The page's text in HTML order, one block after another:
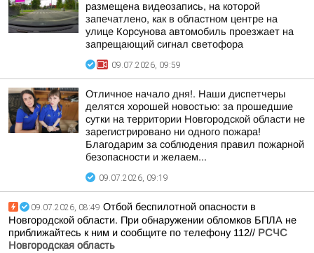
размещена видеозапись, на которой
запечатлено, как в областном центре на
улице Корсунова автомобиль проезжает на
запрещающий сигнал светофора
09.07.2026, 09:59
Отличное начало дня!. Наши диспетчеры
делятся хорошей новостью: за прошедшие
сутки на территории Новгородской области не
зарегистрировано ни одного пожара!
Благодарим за соблюдения правил пожарной
безопасности и желаем...
09.07.2026, 09:19
09.07.2026, 08:49 Отбой беспилотной опасности в
Новгородской области. При обнаружении обломков БПЛА не
приближайтесь к ним и сообщите по телефону 112// РСЧС
Новгородская область